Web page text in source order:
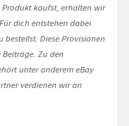
Produkt kaufst, erhalten wir
dich entstehen dabei
Diese Provisionen
Zu den
unter anderem eBay
verdienen wir an